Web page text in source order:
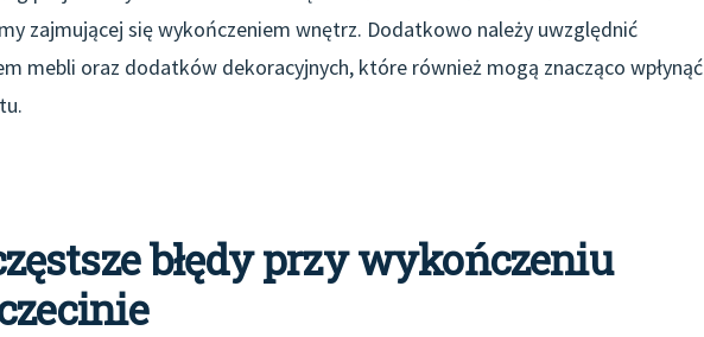
zajmującej się wykończeniem wnętrz. Dodatkowo należy uwzględnić
mebli oraz dodatków dekoracyjnych, które również mogą znacząco wpłynąć
błędy przy wykończeniu